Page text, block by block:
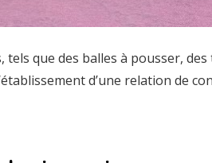
que des balles à pousser,
d’une relation de